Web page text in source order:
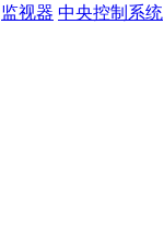
监视器 中央控制系统